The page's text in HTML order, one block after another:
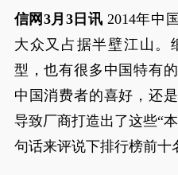
信网3月3日讯 2014年中
大众又占据半壁江山。
型，也有很多中国特有
中国消费者的喜好，还
导致厂商打造出了这些“
句话来评说下排行榜前十